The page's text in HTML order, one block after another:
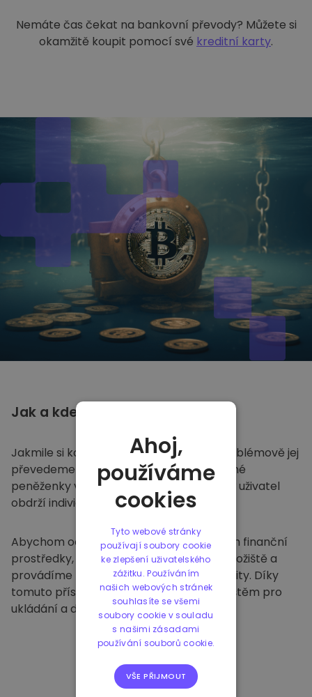
Nemáte čas čekat na bankovní převody? Můžete si
okamžitě koupit pomocí své kreditní karty.
Jak a kde
Jakmile si koupíte na Kriptomatu
, bezproblémově jej
převedeme do vaší vyhrazené a bezpečné
peněženky v rámci naší platformy. Každý uživatel
obdrží individuální peněženku.
Abychom ochránili naše zákazníky a jejich finanční
prostředky, nabízíme bezpečné offline úložiště a
provádíme pravidelné bezpečnostní audity. Díky
tomuto přístupu je naše platforma útočištěm pro
ukládání a dalších kryptoměn.
Ahoj,
používáme
cookies
Tyto webové stránky
používají soubory cookie
ke zlepšení uživatelského
zážitku. Používáním
našich webových stránek
souhlasíte se všemi
soubory cookie v souladu
s našimi zásadami
používání souborů cookie.
VŠE PŘIJMOUT